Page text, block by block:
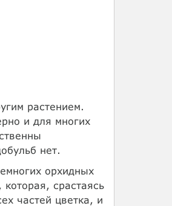
растением.
и для многих
нет.
орхидных
срастаясь
частей цветка, и